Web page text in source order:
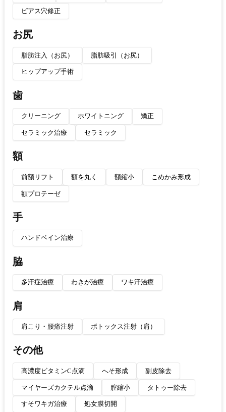
ピアス穴修正
お尻
脂肪注入（お尻） 脂肪吸引（お尻）
ヒップアップ手術
歯
クリーニング ホワイトニング 矯正
セラミック治療 セラミック
額
前額リフト 額を丸く 額縮小 こめかみ形成
額プロテーゼ
手
ハンドベイン治療
脇
多汗症治療 わきが治療 ワキ汗治療
肩
肩こり・腰痛注射 ボトックス注射（肩）
その他
高濃度ビタミンC点滴 へそ形成 副皮除去
マイヤーズカクテル点滴 膣縮小 タトゥー除去
すそワキガ治療 処女膜切開